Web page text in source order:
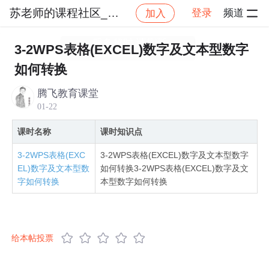
苏老师的课程社区_NO_2 加入 登录 频道
社区 苏老师的课程社区_NO_2 零基础学办公软件
3-2WPS表格(EXCEL)数字及文本型数字
如何转换
腾飞教育课堂
01-22
课时名称 课时知识点
3-2WPS表格(EXC
EL)数字及文本型数
字如何转换
3-2WPS表格(EXCEL)数字及文本型数字
如何转换3-2WPS表格(EXCEL)数字及文
本型数字如何转换
给本帖投票